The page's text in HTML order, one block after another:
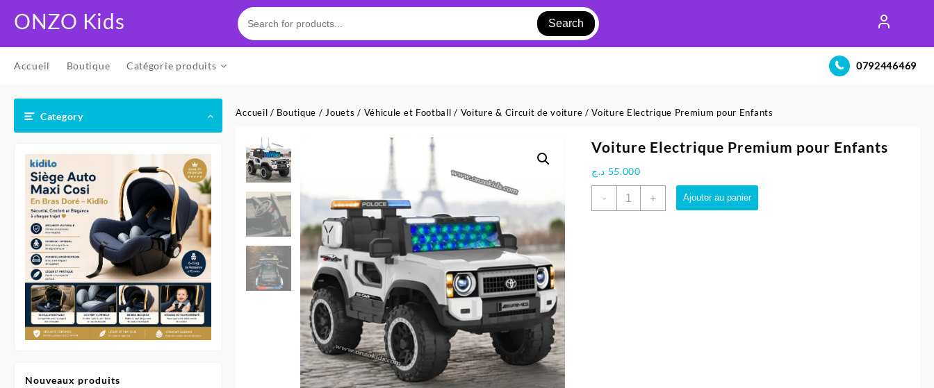
ONZO Kids Search
Accueil Boutique Catégorie produits 0792446469
Category
Nouveaux produits
Accueil / Boutique / Jouets / Véhicule et Football / Voiture & Circuit de voiture / Voiture Electrique Premium pour Enfants
Voiture Electrique Premium pour Enfants
55.000 د.ج
-
quantité + Ajouter au panier